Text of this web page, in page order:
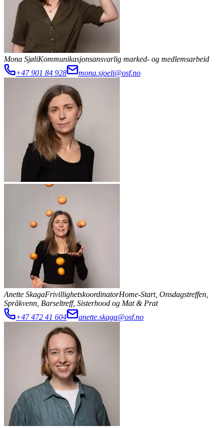
Mona SjøliKommunikasjonsansvarlig marked- og medlemsarbeid
+47 901 84 928
mona.sjoeli@osf.no
Anette SkagaFrivillighetskoordinatorHome-Start, Onsdagstreffen,
Språkvenn, Barseltreff, Sisterhood og Mat & Prat
+47 472 41 604
anette.skaga@osf.no